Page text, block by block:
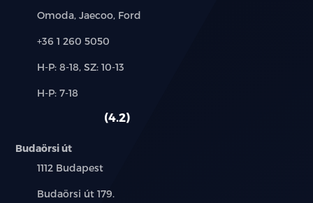
Márkák:
Omoda, Jaecoo, Ford
Telefon:
+36 1 260 5050
Új-
használt
H-P: 8-18, SZ: 10-13
Alkatrész,
H-P: 7-18
4.2
Budaörsi út
Település:
1112 Budapest
Cím:
Budaörsi út 179.